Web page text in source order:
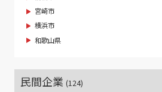
宮崎市
横浜市
和歌山県
民間企業 (124)